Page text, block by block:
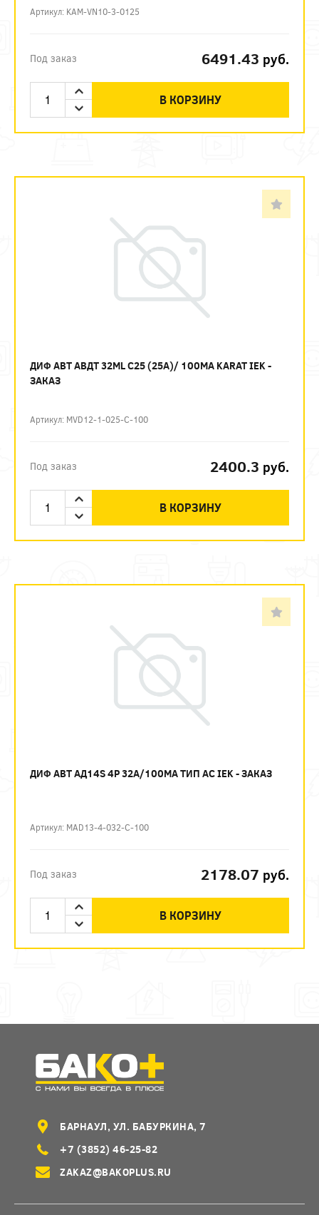
Артикул: KAM-VN10-3-0125
Под заказ 6491.43 руб.
В КОРЗИНУ
ДИФ АВТ АВДТ 32ML C25 (25А)/ 100МА KARAT IEK -
ЗАКАЗ
Артикул: MVD12-1-025-C-100
Под заказ 2400.3 руб.
В КОРЗИНУ
ДИФ АВТ АД14S 4P 32А/100МА ТИП AC IEK - ЗАКАЗ
Артикул: MAD13-4-032-C-100
Под заказ 2178.07 руб.
В КОРЗИНУ
БАРНАУЛ, УЛ. БАБУРКИНА, 7
+7 (3852) 46-25-82
ZAKAZ@BAKOPLUS.RU